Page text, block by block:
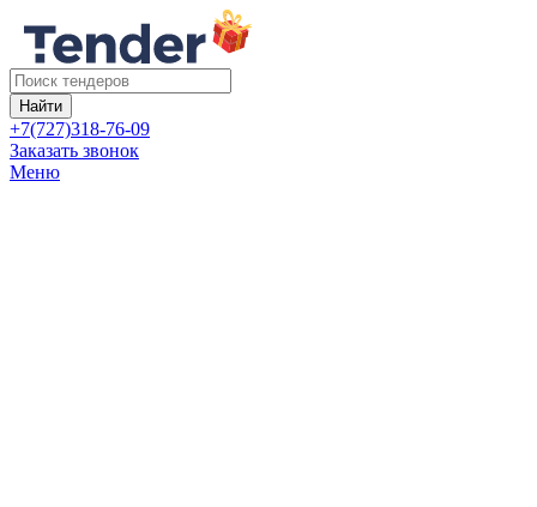
Найти
+7(727)318-76-09
Заказать звонок
Меню